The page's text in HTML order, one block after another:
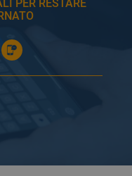
PER RESTARE